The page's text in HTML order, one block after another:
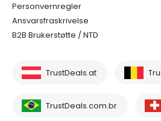
Personvernregler
Ansvarsfraskrivelse
B2B Brukerstøtte / NTD
TrustDeals.at
TrustDeals.com.br